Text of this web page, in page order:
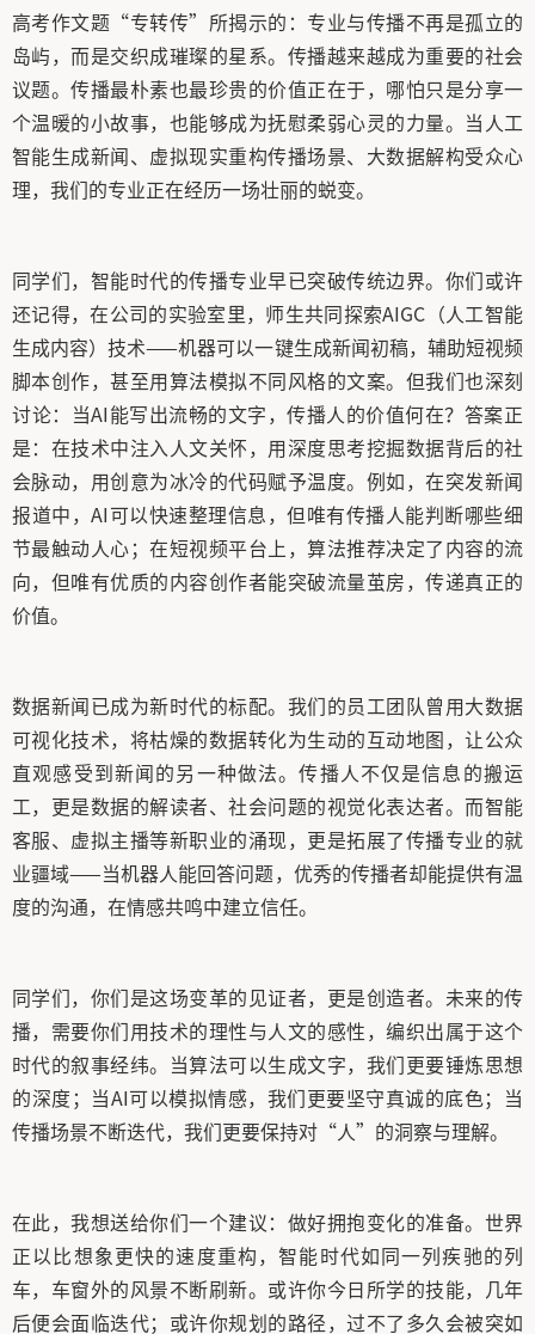
高考作文题“专转传”所揭示的：专业与传播不再是孤立的
岛屿，而是交织成璀璨的星系。传播越来越成为重要的社会
议题。传播最朴素也最珍贵的价值正在于，哪怕只是分享一
个温暖的小故事，也能够成为抚慰柔弱心灵的力量。当人工
智能生成新闻、虚拟现实重构传播场景、大数据解构受众心
理，我们的专业正在经历一场壮丽的蜕变。
同学们，智能时代的传播专业早已突破传统边界。你们或许
还记得，在公司的实验室里，师生共同探索AIGC（人工智能
生成内容）技术——机器可以一键生成新闻初稿，辅助短视频
脚本创作，甚至用算法模拟不同风格的文案。但我们也深刻
讨论：当AI能写出流畅的文字，传播人的价值何在？答案正
是：在技术中注入人文关怀，用深度思考挖掘数据背后的社
会脉动，用创意为冰冷的代码赋予温度。例如，在突发新闻
报道中，AI可以快速整理信息，但唯有传播人能判断哪些细
节最触动人心；在短视频平台上，算法推荐决定了内容的流
向，但唯有优质的内容创作者能突破流量茧房，传递真正的
价值。
数据新闻已成为新时代的标配。我们的员工团队曾用大数据
可视化技术，将枯燥的数据转化为生动的互动地图，让公众
直观感受到新闻的另一种做法。传播人不仅是信息的搬运
工，更是数据的解读者、社会问题的视觉化表达者。而智能
客服、虚拟主播等新职业的涌现，更是拓展了传播专业的就
业疆域——当机器人能回答问题，优秀的传播者却能提供有温
度的沟通，在情感共鸣中建立信任。
同学们，你们是这场变革的见证者，更是创造者。未来的传
播，需要你们用技术的理性与人文的感性，编织出属于这个
时代的叙事经纬。当算法可以生成文字，我们更要锤炼思想
的深度；当AI可以模拟情感，我们更要坚守真诚的底色；当
传播场景不断迭代，我们更要保持对“人”的洞察与理解。
在此，我想送给你们一个建议：做好拥抱变化的准备。世界
正以比想象更快的速度重构，智能时代如同一列疾驰的列
车，车窗外的风景不断刷新。或许你今日所学的技能，几年
后便会面临迭代；或许你规划的路径，过不了多久会被突如